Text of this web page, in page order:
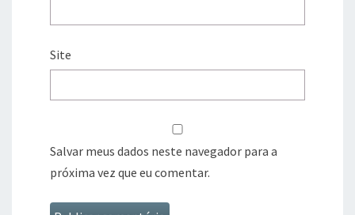
Site
Salvar meus dados neste navegador para a
próxima vez que eu comentar.